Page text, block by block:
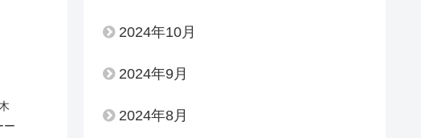
ー
2024年10月
2024年9月
2024年8月